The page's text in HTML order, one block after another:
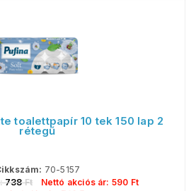
toalettpapír 10 tek 150 lap 2
rétegű
70-5157
738Ft Nettó akciós ár: 590 Ft